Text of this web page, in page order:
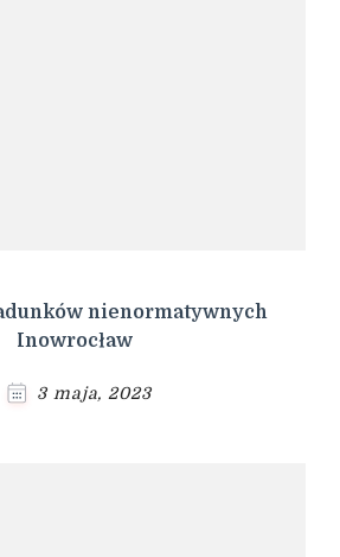
nienormatywnych
Inowrocław
3 maja, 2023